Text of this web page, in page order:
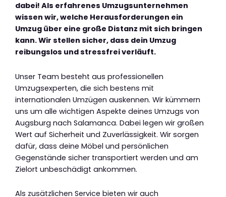
dabei! Als erfahrenes Umzugsunternehmen
wissen wir, welche Herausforderungen ein
Umzug über eine große Distanz mit sich bringen
kann. Wir stellen sicher, dass dein Umzug
reibungslos und stressfrei verläuft.
Unser Team besteht aus professionellen
Umzugsexperten, die sich bestens mit
internationalen Umzügen auskennen. Wir kümmern
uns um alle wichtigen Aspekte deines Umzugs von
Augsburg nach Salamanca. Dabei legen wir großen
Wert auf Sicherheit und Zuverlässigkeit. Wir sorgen
dafür, dass deine Möbel und persönlichen
Gegenstände sicher transportiert werden und am
Zielort unbeschädigt ankommen.
Als zusätzlichen Service bieten wir auch